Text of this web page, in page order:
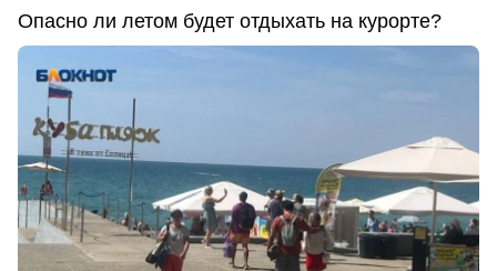
Опасно ли летом будет отдыхать на курорте?